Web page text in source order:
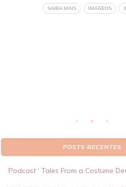
SAIBA MAIS IMAGENS
POSTS RECENTES
Podcast ‘ Tales From a Costume